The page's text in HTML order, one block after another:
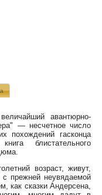
авантюрно-
— несчетное число
похождений гасконца
блистательного
возраст, живут,
с прежней неувядаемой
как сказки Андерсена,